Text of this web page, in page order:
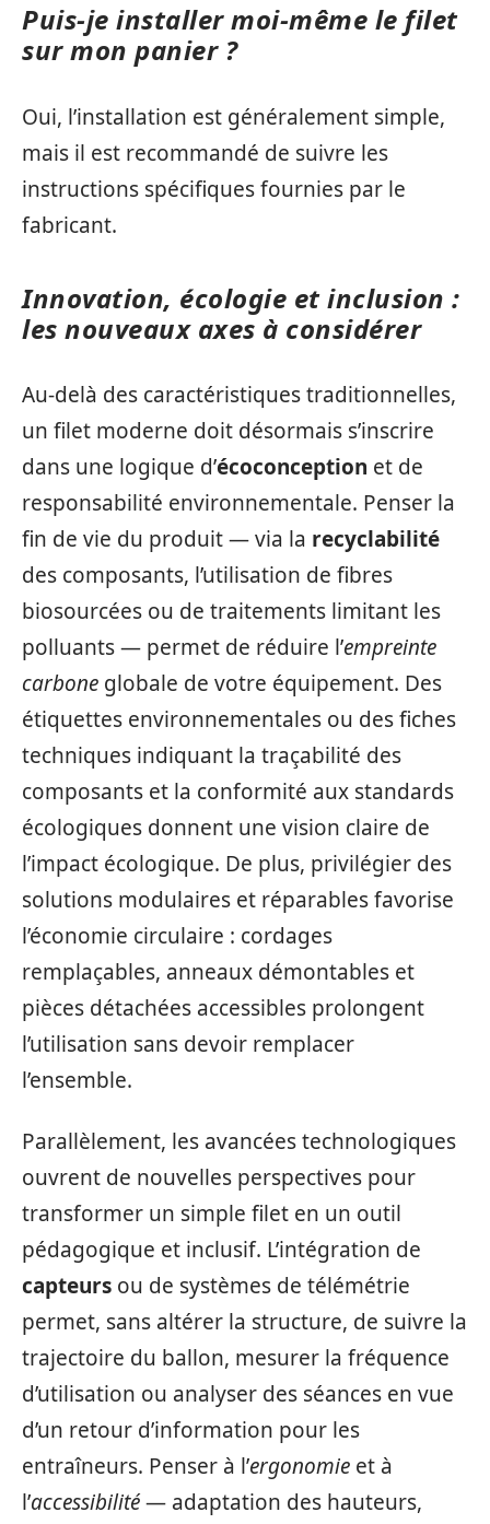
Puis-je installer moi-même le filet
sur mon panier ?
Oui, l’installation est généralement simple,
mais il est recommandé de suivre les
instructions spécifiques fournies par le
fabricant.
Innovation, écologie et inclusion :
les nouveaux axes à considérer
Au-delà des caractéristiques traditionnelles,
un filet moderne doit désormais s’inscrire
dans une logique d’écoconception et de
responsabilité environnementale. Penser la
fin de vie du produit — via la recyclabilité
des composants, l’utilisation de fibres
biosourcées ou de traitements limitant les
polluants — permet de réduire l’empreinte
carbone globale de votre équipement. Des
étiquettes environnementales ou des fiches
techniques indiquant la traçabilité des
composants et la conformité aux standards
écologiques donnent une vision claire de
l’impact écologique. De plus, privilégier des
solutions modulaires et réparables favorise
l’économie circulaire : cordages
remplaçables, anneaux démontables et
pièces détachées accessibles prolongent
l’utilisation sans devoir remplacer
l’ensemble.
Parallèlement, les avancées technologiques
ouvrent de nouvelles perspectives pour
transformer un simple filet en un outil
pédagogique et inclusif. L’intégration de
capteurs ou de systèmes de télémétrie
permet, sans altérer la structure, de suivre la
trajectoire du ballon, mesurer la fréquence
d’utilisation ou analyser des séances en vue
d’un retour d’information pour les
entraîneurs. Penser à l’ergonomie et à
l’accessibilité— adaptation des hauteurs,